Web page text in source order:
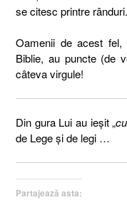
se citesc printre rânduri.
Oamenii de acest
Biblie, au puncte (de
câteva virgule!
Din gura Lui au ieşit „
de Lege şi de legi …
Partajează asta: